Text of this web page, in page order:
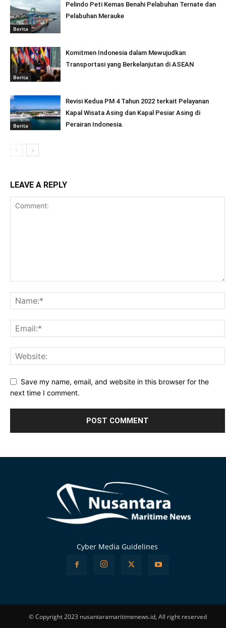
Berita
Pelindo Peti Kemas Benahi Pelabuhan Ternate dan
Pelabuhan Merauke
Berita
Komitmen Indonesia dalam Mewujudkan
Transportasi yang Berkelanjutan di ASEAN
Berita
Revisi Kedua PM 4 Tahun 2022 terkait Pelayanan
Kapal Wisata Asing dan Kapal Pesiar Asing di
Perairan Indonesia.
LEAVE A REPLY
Save my name, email, and website in this browser for the
next time I comment.
Cyber Media Guidelines
© Copyright 2023 nusantaramaritimenews.id, All right reserved